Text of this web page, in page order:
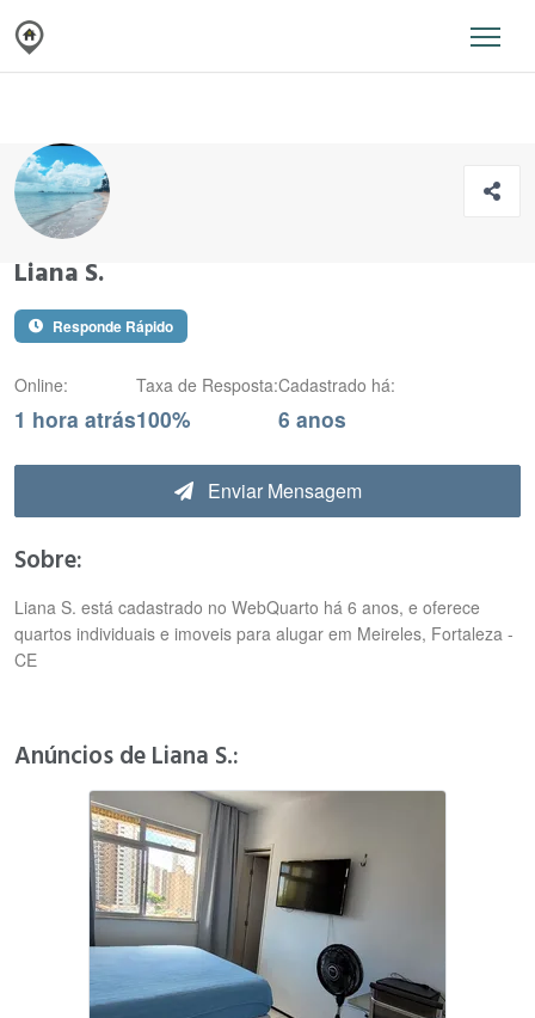
Liana S.
Responde Rápido
Online:
1 hora atrás
Taxa de Resposta:
100%
Cadastrado há:
6 anos
Enviar Mensagem
Sobre:
Liana S. está cadastrado no WebQuarto há 6 anos, e oferece
quartos individuais e imoveis para alugar em Meireles, Fortaleza -
CE
Anúncios de Liana S.: